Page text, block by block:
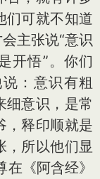
们可就不知道
主张说“意识
开悟”。你们
：意识有粗
细意识，是常
，释印顺就是
，所以他们显
《阿含经》